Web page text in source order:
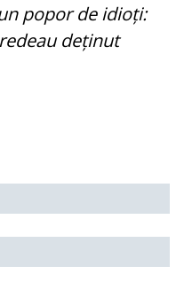
popor de idioți:
deținut